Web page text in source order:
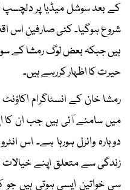
کے بعد سوشل میڈیا پر دلچسپ
شروع ہوگیا۔ کئی صارفین اس
ہیں جبکہ بعض لوگ رمشا کے
حیرت کا اظہار کررہے ہیں۔
رمشا خان کے انسٹاگرام
میں سامنے آئی ہیں جب ان کا
دوبارہ وائرل ہورہا ہے۔ اس
زندگی سے متعلق اپنے خیالات
سی خواتین ایسی ہوتی ہیں جو